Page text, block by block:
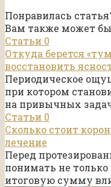
Понравилась
Вам также может
Статьи 0
Откуда берется
восстановить
Периодическое
при котором
на привычных
Статьи 0
Сколько стоит
лечение
Перед
понимать не
итоговую сумму